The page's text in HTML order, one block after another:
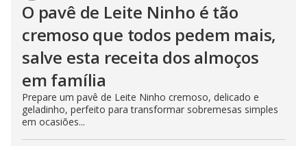
O pavê de Leite Ninho é tão
cremoso que todos pedem mais,
salve esta receita dos almoços
em família
Prepare um pavê de Leite Ninho cremoso, delicado e
geladinho, perfeito para transformar sobremesas simples
em ocasiões...